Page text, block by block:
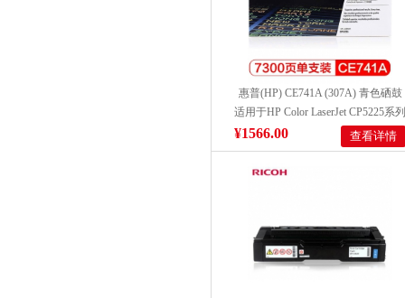
惠普(HP) CE741A (307A) 青色硒鼓
适用于HP Color LaserJet CP5225系列
打印量7300页
¥1566.00 查看详情